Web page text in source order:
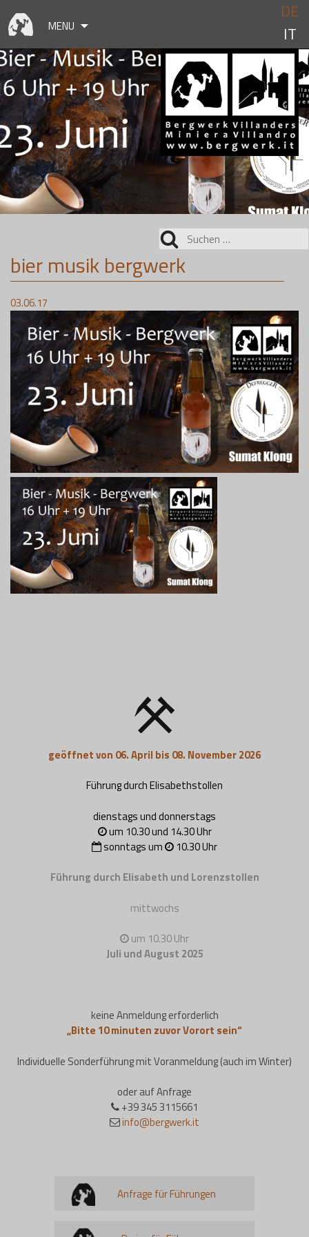
to
content
MENU
DE
IT
Suchen
nach:
bier musik bergwerk
03.06.17
geöffnet von 06. April bis 08. November 2026
Führung durch Elisabethstollen
dienstags und donnerstags
um 10.30 und 14.30 Uhr
sonntags um
10.30 Uhr
Führung durch Elisabeth und Lorenzstollen
mittwochs
um 10.30 Uhr
Juli und August 2025
keine Anmeldung erforderlich
„Bitte 10 minuten zuvor Vorort sein“
Individuelle Sonderführung mit Voranmeldung (auch im Winter)
oder auf Anfrage
+39 345 3115661
info@bergwerk.it
Anfrage für Führungen